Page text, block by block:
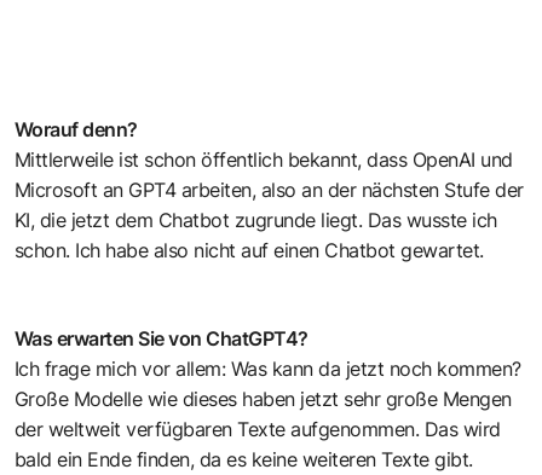
Worauf denn?
Mittlerweile ist schon öffentlich bekannt, dass OpenAI und
Microsoft an GPT4 arbeiten, also an der nächsten Stufe der
KI, die jetzt dem Chatbot zugrunde liegt. Das wusste ich
schon. Ich habe also nicht auf einen Chatbot gewartet.
Was erwarten Sie von ChatGPT4?
Ich frage mich vor allem: Was kann da jetzt noch kommen?
Große Modelle wie dieses haben jetzt sehr große Mengen
der weltweit verfügbaren Texte aufgenommen. Das wird
bald ein Ende finden, da es keine weiteren Texte gibt.